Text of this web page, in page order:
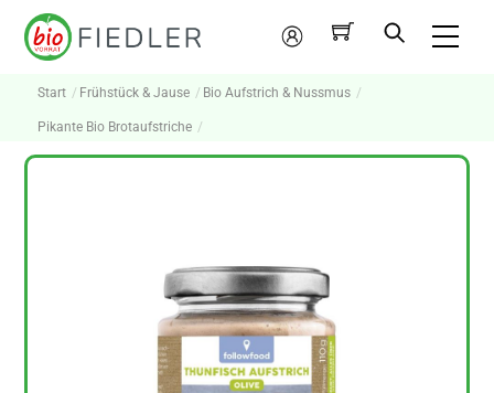
Skip
Mein
Konto
Start Frühstück & Jause Bio Aufstrich & Nussmus
Pikante Bio Brotaufstriche